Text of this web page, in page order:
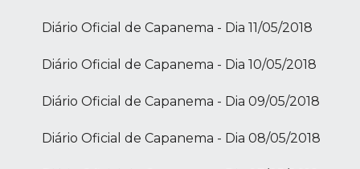
Diário Oficial de Capanema - Dia 11/05/2018
Diário Oficial de Capanema - Dia 10/05/2018
Diário Oficial de Capanema - Dia 09/05/2018
Diário Oficial de Capanema - Dia 08/05/2018